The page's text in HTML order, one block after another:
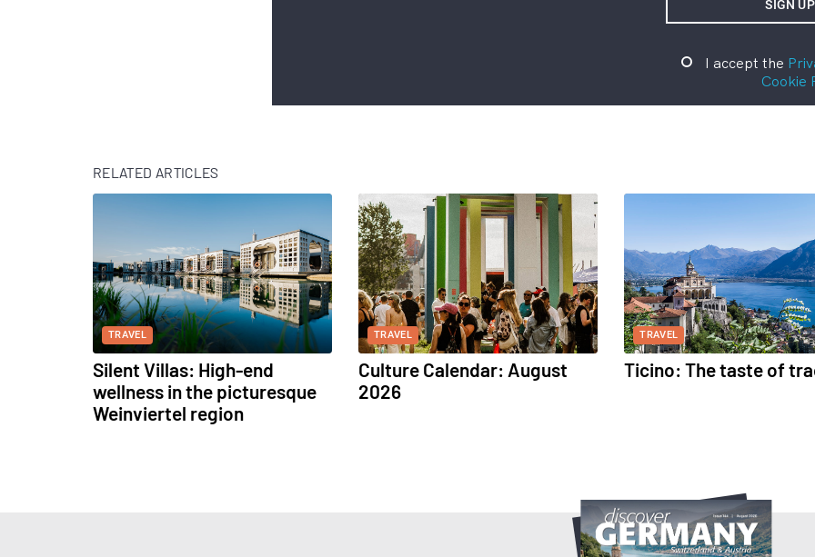
I accept the
Cookie
RELATED ARTICLES
TRAVEL
Silent Villas: High-end
wellness in the picturesque
Weinviertel region
TRAVEL
Culture Calendar: August
2026
TRAVEL
Ticino: The taste of